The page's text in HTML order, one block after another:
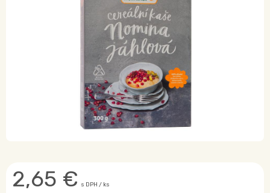
2,65 € s DPH / ks